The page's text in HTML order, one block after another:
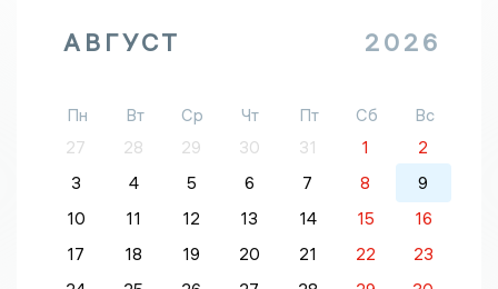
АВГУСТ 2026
Пн Вт Ср Чт Пт Сб
Вс
27
28 29 30 31 1
2
3
4 5 6 7 8
9
10
11 12 13 14 15
16
17
18 19 20 21 22
23